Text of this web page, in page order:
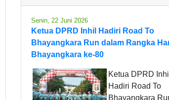
Senin, 22 Juni 2026
Ketua DPRD Inhil Hadiri Road To
Bhayangkara Run dalam Rangka
Bhayangkara ke-80
Ketua DPRD Inhil
Hadiri Road To
Bhayangkara